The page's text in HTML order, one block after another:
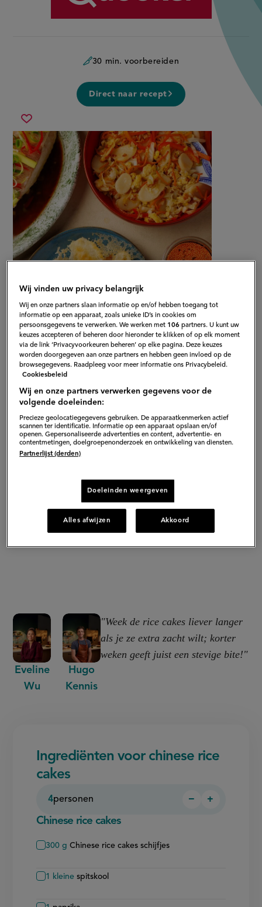
30 min. voorbereiden
Direct naar recept
Sla
recept
op
chinese
rice
cakes
Gepubliceerd op: 08-12-25
Bewerkt op: 01-04-2026
Eveline
Wu
Hugo
Kennis
"Week de rice cakes liever langer
als je ze extra zacht wilt; korter
weken geeft juist een stevige bite!"
Ingrediënten voor chinese rice
cakes
4personen
Persoon
−
Persoon
+
Chinese rice cakes
300 g Chinese rice cakes schijfjes
1 kleine spitskool
Wij vinden uw privacy belangrijk
Wij en onze partners slaan informatie op en/of hebben toegang tot
informatie op een apparaat, zoals unieke ID’s in cookies om
persoonsgegevens te verwerken. We werken met 106 partners. U kunt uw
keuzes accepteren of beheren door hieronder te klikken of op elk moment
via de link ‘Privacyvoorkeuren beheren’ op elke pagina. Deze keuzes
worden doorgegeven aan onze partners en hebben geen invloed op de
browsegegevens. Raadpleeg voor meer informatie ons Privacybeleid.
Cookiesbeleid
Wij en onze partners verwerken gegevens voor de
volgende doeleinden:
Precieze geolocatiegegevens gebruiken. De apparaatkenmerken actief
scannen ter identificatie. Informatie op een apparaat opslaan en/of
openen. Gepersonaliseerde advertenties en content, advertentie- en
contentmetingen, doelgroepenonderzoek en ontwikkeling van diensten.
Partnerlijst (derden)
Doeleinden weergeven
Alles afwijzen Akkoord